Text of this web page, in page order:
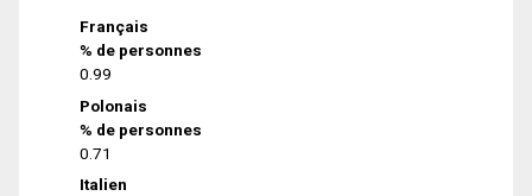
Français
% de personnes
0.99
Polonais
% de personnes
0.71
Italien